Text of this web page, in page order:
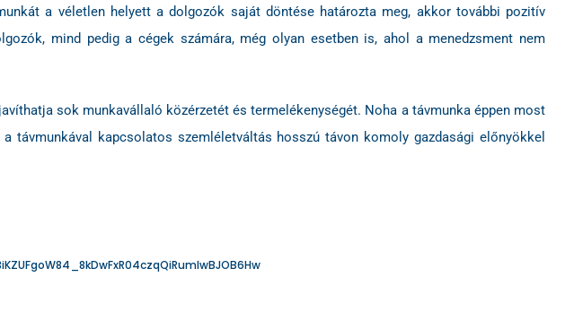
a véletlen helyett a dolgozók saját döntése határozta meg, akkor további pozitív
mind pedig a cégek számára, még olyan esetben is, ahol a menedzsment nem
sok munkavállaló közérzetét és termelékenységét. Noha a távmunka éppen most
kapcsolatos szemléletváltás hosszú távon komoly gazdasági előnyökkel